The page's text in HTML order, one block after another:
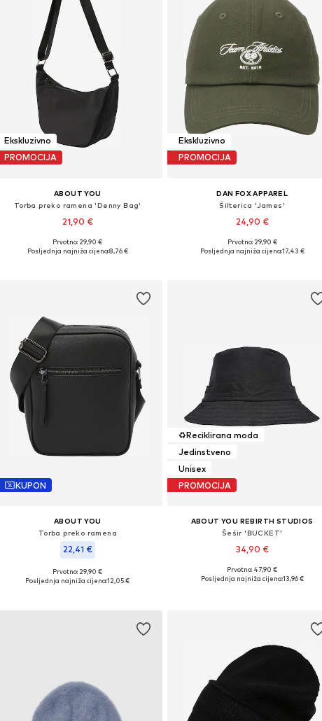
Ekskluzivno
PROMOCIJA
ABOUT YOU
Torba preko ramena 'Denny Bag'
21,90 €
Dostupne veličine: One Size
Prvotno: 29,90 €
Posljednja najniža cijena:8,76 €
Ekskluzivno
PROMOCIJA
DAN FOX APPAREL
Šilterica 'James'
24,90 €
Dostupne veličine: 55-60
Prvotno: 29,90 €
Posljednja najniža cijena:17,43 €
KUPON
ABOUT YOU
Torba preko ramena
22,41 €
Dostupne veličine: One Size
Prvotno: 29,90 €
Posljednja najniža cijena:12,05 €
♻️Reciklirana moda
Jedinstveno
Unisex
PROMOCIJA
ABOUT YOU REBIRTH STUDIOS
Šešir 'BUCKET'
34,90 €
Dostupne veličine: 55-60
Prvotno: 47,90 €
Posljednja najniža cijena:13,96 €